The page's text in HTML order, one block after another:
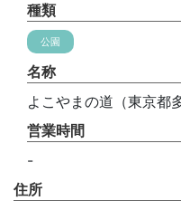
種類
公園
名称
よこやまの道（東京都
営業時間
-
住所